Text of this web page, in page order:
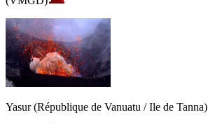
Yasur (République de Vanuatu / Ile de Tanna)